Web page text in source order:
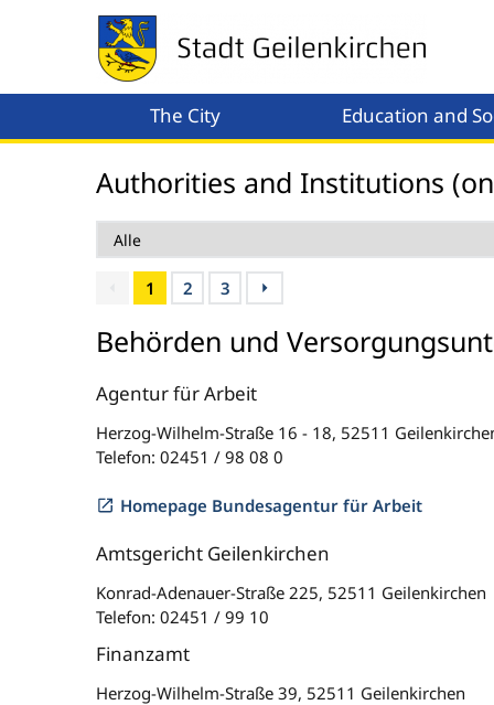
The City
Education and
Authorities and Institutions
Behörden und
Agentur für Arbeit
Herzog-Wilhelm-Straße 16 - 18, 52511
Telefon: 02451 / 98 08 0
Homepage Bundesagentur für Arbeit
Amtsgericht Geilenkirchen
Konrad-Adenauer-Straße 225, 52511 Geilenkirchen
Telefon: 02451 / 99 10
Finanzamt
Herzog-Wilhelm-Straße 39, 52511 Geilenkirchen
1 2 3